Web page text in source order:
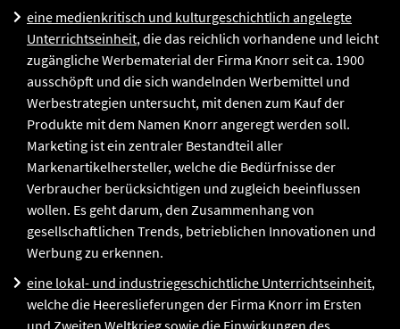
eine medienkritisch und kulturgeschichtlich angelegte
Unterrichtseinheit, die das reichlich vorhandene und leicht
zugängliche Werbematerial der Firma Knorr seit ca. 1900
ausschöpft und die sich wandelnden Werbemittel und
Werbestrategien untersucht, mit denen zum Kauf der
Produkte mit dem Namen Knorr angeregt werden soll.
Marketing ist ein zentraler Bestandteil aller
Markenartikelhersteller, welche die Bedürfnisse der
Verbraucher berücksichtigen und zugleich beeinflussen
wollen. Es geht darum, den Zusammenhang von
gesellschaftlichen Trends, betrieblichen Innovationen und
Werbung zu erkennen.
eine lokal- und industriegeschichtliche Unterrichtseinheit,
welche die Heereslieferungen der Firma Knorr im Ersten
und Zweiten Weltkrieg sowie die Einwirkungen des